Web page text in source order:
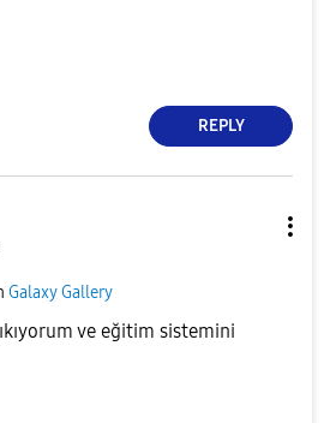
REPLY
Galaxy Gallery
ve eğitim sistemini